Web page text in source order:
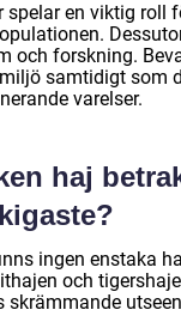
spelar en viktig roll
och forskning.
samtidigt som
varelser.
haj
ingen enstaka
och
skrämmande